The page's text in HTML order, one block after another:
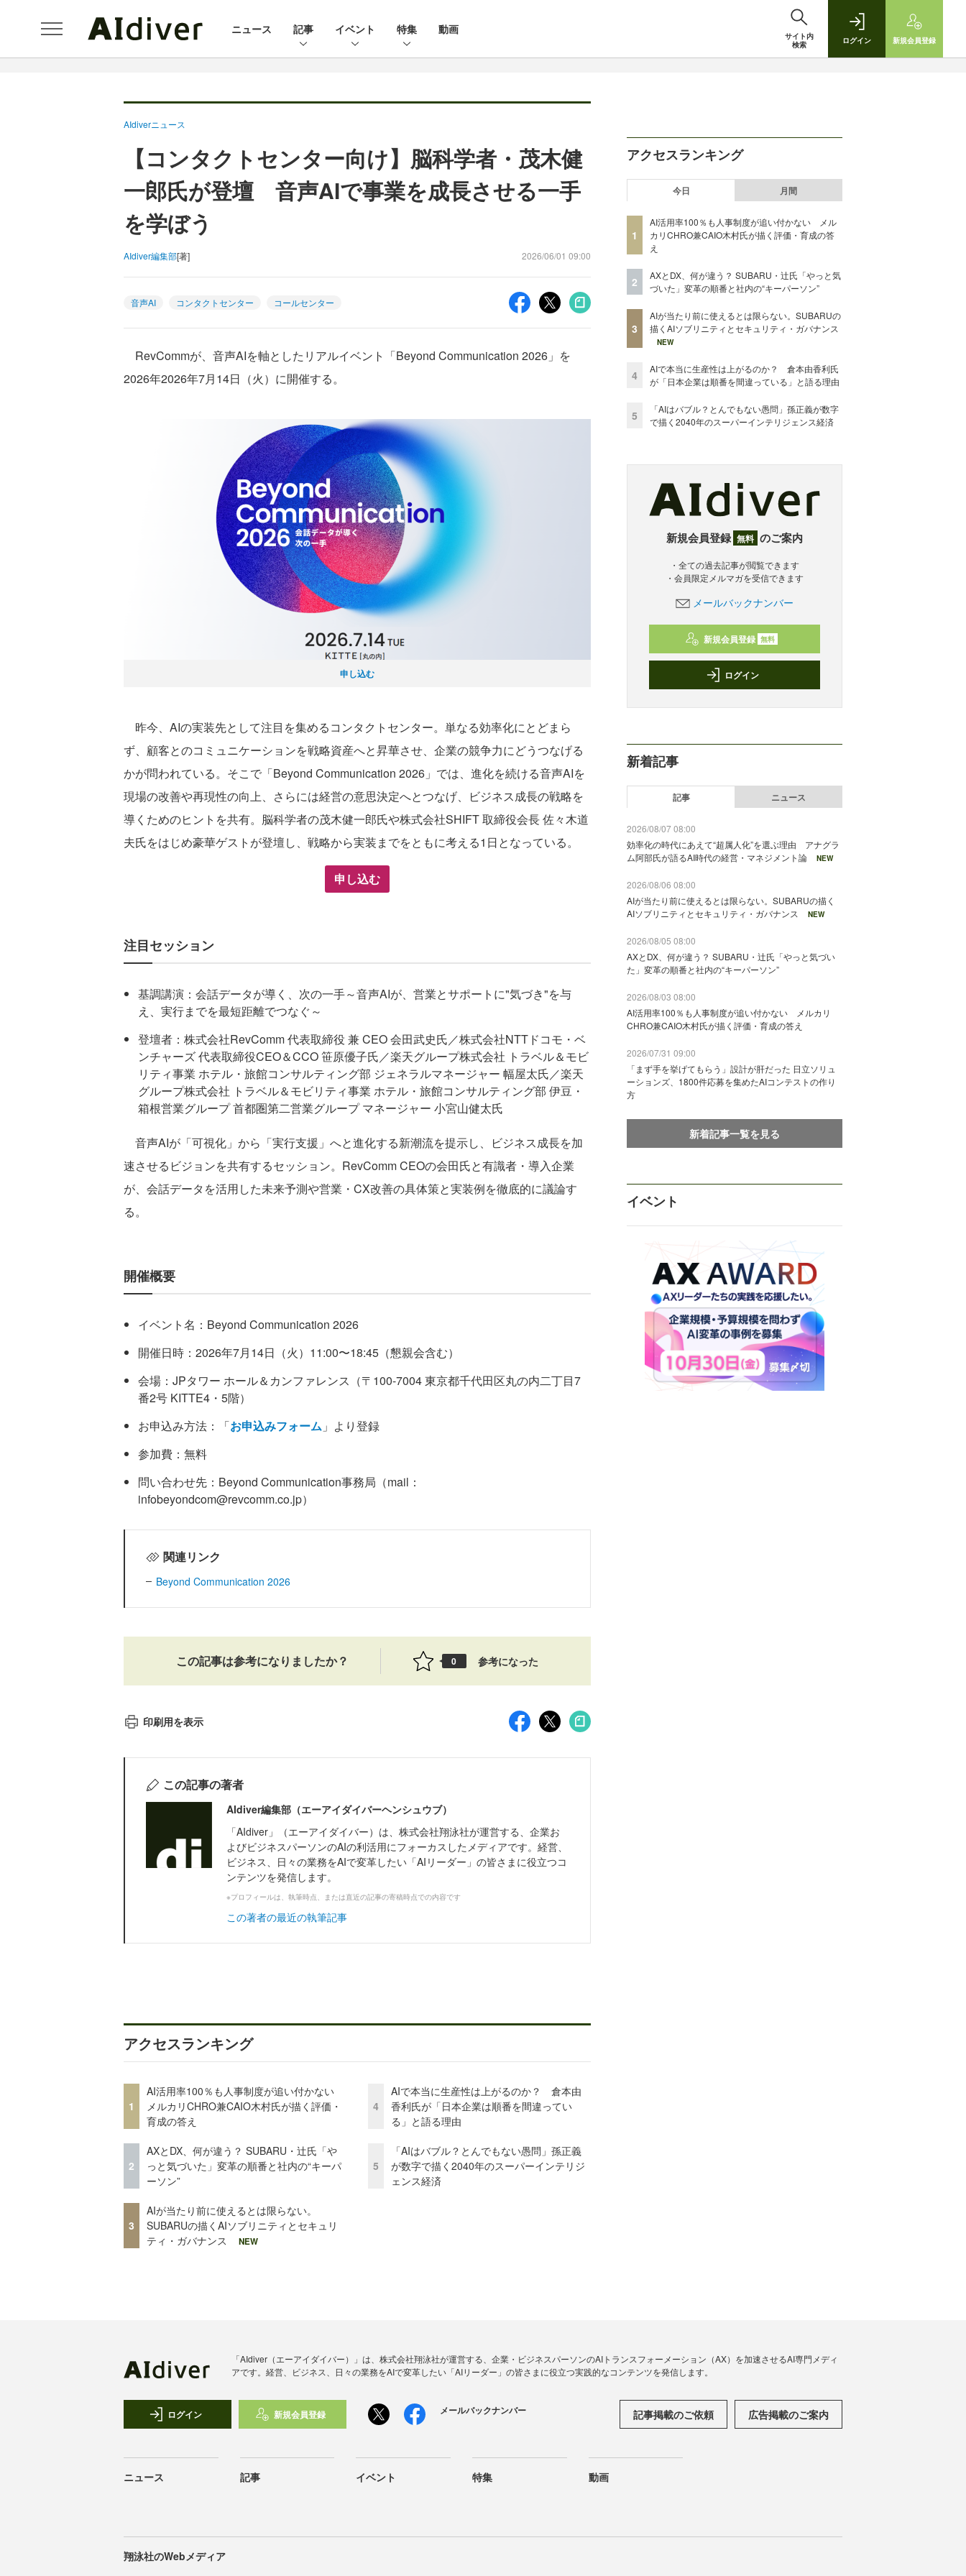
ニュース 記事 イベント 特集 動画
サイト内
検索
ログイン 新規会員登録
AIdiverニュース
【コンタクトセンター向け】脳科学者・茂木健
一郎氏が登壇 音声AIで事業を成長させる一手
を学ぼう
AIdiver編集部[著] 2026/06/01 09:00
音声AI コンタクトセンター コールセンター
RevCommが、音声AIを軸としたリアルイベント「Beyond Communication 2026」を
2026年2026年7月14日（火）に開催する。
申し込む
昨今、AIの実装先として注目を集めるコンタクトセンター。単なる効率化にとどまら
ず、顧客とのコミュニケーションを戦略資産へと昇華させ、企業の競争力にどうつなげる
かが問われている。そこで「Beyond Communication 2026」では、進化を続ける音声AIを
現場の改善や再現性の向上、さらには経営の意思決定へとつなげ、ビジネス成長の戦略を
導くためのヒントを共有。脳科学者の茂木健一郎氏や株式会社SHIFT 取締役会長 佐々木道
夫氏をはじめ豪華ゲストが登壇し、戦略から実装までをともに考える1日となっている。
申し込む
注目セッション
基調講演：会話データが導く、次の一手～音声AIが、営業とサポートに"気づき"を与
え、実行までを最短距離でつなぐ～
登壇者：株式会社RevComm 代表取締役 兼 CEO 会田武史氏／株式会社NTTドコモ・ベ
ンチャーズ 代表取締役CEO＆CCO 笹原優子氏／楽天グループ株式会社 トラベル＆モビ
リティ事業 ホテル・旅館コンサルティング部 ジェネラルマネージャー 幅屋太氏／楽天
グループ株式会社 トラベル＆モビリティ事業 ホテル・旅館コンサルティング部 伊豆・
箱根営業グループ 首都圏第二営業グループ マネージャー 小宮山健太氏
音声AIが「可視化」から「実行支援」へと進化する新潮流を提示し、ビジネス成長を加
速させるビジョンを共有するセッション。RevComm CEOの会田氏と有識者・導入企業
が、会話データを活用した未来予測や営業・CX改善の具体策と実装例を徹底的に議論す
る。
開催概要
イベント名：Beyond Communication 2026
開催日時：2026年7月14日（火）11:00〜18:45（懇親会含む）
会場：JPタワー ホール＆カンファレンス（〒100-7004 東京都千代田区丸の内二丁目7
番2号 KITTE4・5階）
お申込み方法：「お申込みフォーム 」より登録
参加費：無料
問い合わせ先：Beyond Communication事務局（mail：
infobeyondcom@revcomm.co.jp）
関連リンク
Beyond Communication 2026
この記事は参考になりましたか？ 0 参考になった
印刷用を表示
この記事の著者
AIdiver編集部（エーアイダイバーヘンシュウブ）
「AIdiver」（エーアイダイバー）は、株式会社翔泳社が運営する、企業お
よびビジネスパーソンのAIの利活用にフォーカスしたメディアです。経営、
ビジネス、日々の業務をAIで変革したい「AIリーダー」の皆さまに役立つコ
ンテンツを発信します。
※プロフィールは、執筆時点、または直近の記事の寄稿時点での内容です
この著者の最近の執筆記事
アクセスランキング
1
AI活用率100％も人事制度が追い付かない
メルカリCHRO兼CAIO木村氏が描く評価・
育成の答え
2
AXとDX、何が違う？ SUBARU・辻氏「や
っと気づいた」変革の順番と社内の“キーパ
ーソン”
3
AIが当たり前に使えるとは限らない。
SUBARUの描くAIソブリニティとセキュリ
ティ・ガバナンス
NEW
4
AIで本当に生産性は上がるのか？ 倉本由
香利氏が「日本企業は順番を間違ってい
る」と語る理由
5
「AIはバブル？とんでもない愚問」孫正義
が数字で描く2040年のスーパーインテリジ
ェンス経済
アクセスランキング
今日 月間
1
AI活用率100％も人事制度が追い付かない メル
カリCHRO兼CAIO木村氏が描く評価・育成の答
え
2
AXとDX、何が違う？ SUBARU・辻氏「やっと気
づいた」変革の順番と社内の“キーパーソン”
3
AIが当たり前に使えるとは限らない。SUBARUの
描くAIソブリニティとセキュリティ・ガバナンス
NEW
4
AIで本当に生産性は上がるのか？ 倉本由香利氏
が「日本企業は順番を間違っている」と語る理由
5
「AIはバブル？とんでもない愚問」孫正義が数字
で描く2040年のスーパーインテリジェンス経済
新規会員登録 無料 のご案内
・全ての過去記事が閲覧できます
・会員限定メルマガを受信できます
メールバックナンバー
新規会員登録 無料
ログイン
新着記事
記事 ニュース
2026/08/07 08:00
効率化の時代にあえて“超属人化”を選ぶ理由 アナグラ
ム阿部氏が語るAI時代の経営・マネジメント論
NEW
2026/08/06 08:00
AIが当たり前に使えるとは限らない。SUBARUの描く
AIソブリニティとセキュリティ・ガバナンス
NEW
2026/08/05 08:00
AXとDX、何が違う？ SUBARU・辻氏「やっと気づい
た」変革の順番と社内の“キーパーソン”
2026/08/03 08:00
AI活用率100％も人事制度が追い付かない メルカリ
CHRO兼CAIO木村氏が描く評価・育成の答え
2026/07/31 09:00
「まず手を挙げてもらう」設計が肝だった 日立ソリュ
ーションズ、1800件応募を集めたAIコンテストの作り
方
新着記事一覧を見る
イベント
「AIdiver（エーアイダイバー）」は、株式会社翔泳社が運営する、企業・ビジネスパーソンのAIトランスフォーメーション（AX）を加速させるAI専門メディ
アです。経営、ビジネス、日々の業務をAIで変革したい「AIリーダー」の皆さまに役立つ実践的なコンテンツを発信します。
ログイン 新規会員登録 メールバックナンバー 記事掲載のご依頼 広告掲載のご案内
ニュース 記事 イベント 特集 動画
翔泳社のWebメディア